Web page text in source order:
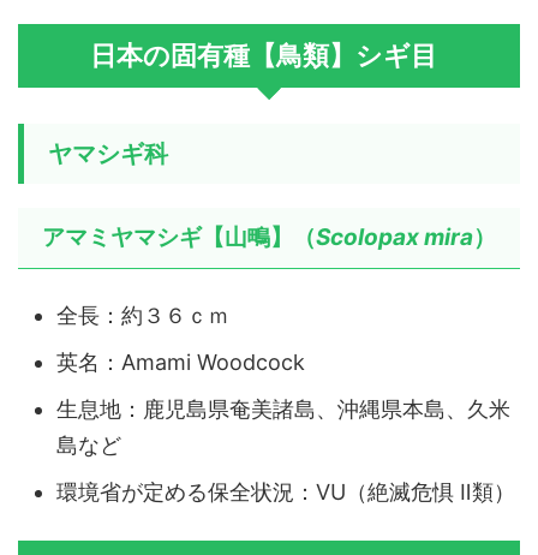
日本の固有種【鳥類】シギ目
ヤマシギ科
アマミヤマシギ【山鴫】（Scolopax mira）
全長：約３６ｃｍ
英名：Amami Woodcock
生息地：鹿児島県奄美諸島、沖縄県本島、久米
島など
環境省が定める保全状況：VU（絶滅危惧 Ⅱ類）